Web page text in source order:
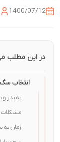
1400/07/12
در این مطلب
انتخاب سگ
به پدر و
مشکلات
زمان به